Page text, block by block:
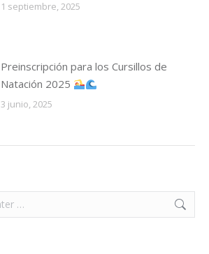
1 septiembre, 2025
Preinscripción para los Cursillos de
Natación 2025
3 junio, 2025